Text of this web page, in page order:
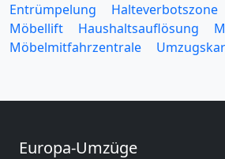
Entrümpelung
Halteverbotszone
Möbellift
Haushaltsauflösung
Möbelmitfahrzentrale
Europa-Umzüge